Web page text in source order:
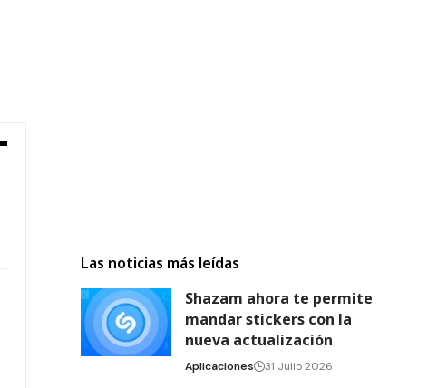
Las noticias más leídas
Shazam ahora te permite
mandar stickers con la
nueva actualización
Aplicaciones 31 Julio 2026